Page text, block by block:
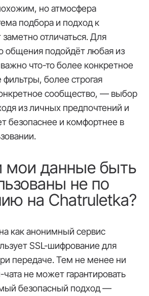
но атмосфера
подбора и подход к
отличаться. Для
общения подойдёт любая из
что-то более конкретное
более строгая
сообщество, — выбор
из личных предпочтений и
безопаснее и комфортнее в
мои данные быть
не по
на Chatruletka?
как анонимный сервис
SSL-шифрование для
передаче. Тем не менее ни
не может гарантировать
безопасный подход —